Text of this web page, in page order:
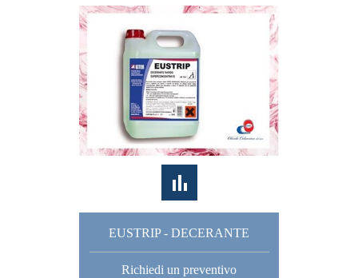
EUSTRIP - DECERANTE
Richiedi un preventivo